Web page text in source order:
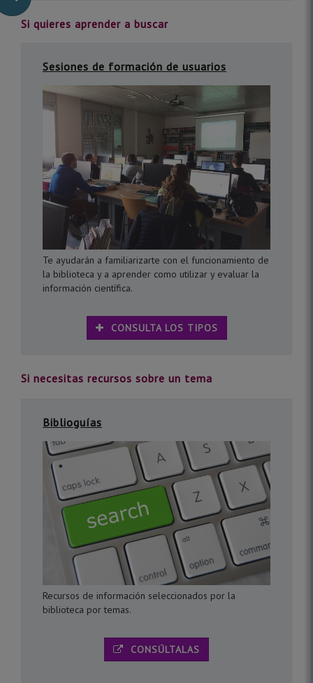
Si quieres aprender a buscar
Sesiones de formación de usuarios
Te ayudarán a familiarizarte con el funcionamiento de
la biblioteca y a aprender como utilizar y evaluar la
información científica.
CONSULTA LOS TIPOS
Si necesitas recursos sobre un tema
Biblioguías
Recursos de información seleccionados por la
biblioteca por temas.
CONSÚLTALAS